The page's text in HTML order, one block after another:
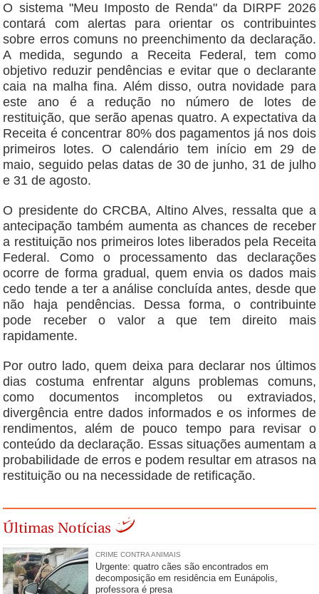
O sistema "Meu Imposto de Renda" da DIRPF 2026
contará com alertas para orientar os contribuintes
sobre erros comuns no preenchimento da declaração.
A medida, segundo a Receita Federal, tem como
objetivo reduzir pendências e evitar que o declarante
caia na malha fina. Além disso, outra novidade para
este ano é a redução no número de lotes de
restituição, que serão apenas quatro. A expectativa da
Receita é concentrar 80% dos pagamentos já nos dois
primeiros lotes. O calendário tem início em 29 de
maio, seguido pelas datas de 30 de junho, 31 de julho
e 31 de agosto.
O presidente do CRCBA, Altino Alves, ressalta que a
antecipação também aumenta as chances de receber
a restituição nos primeiros lotes liberados pela Receita
Federal. Como o processamento das declarações
ocorre de forma gradual, quem envia os dados mais
cedo tende a ter a análise concluída antes, desde que
não haja pendências. Dessa forma, o contribuinte
pode receber o valor a que tem direito mais
rapidamente.
Por outro lado, quem deixa para declarar nos últimos
dias costuma enfrentar alguns problemas comuns,
como documentos incompletos ou extraviados,
divergência entre dados informados e os informes de
rendimentos, além de pouco tempo para revisar o
conteúdo da declaração. Essas situações aumentam a
probabilidade de erros e podem resultar em atrasos na
restituição ou na necessidade de retificação.
Últimas Notícias
CRIME CONTRA ANIMAIS
Urgente: quatro cães são encontrados em
decomposição em residência em Eunápolis,
professora é presa